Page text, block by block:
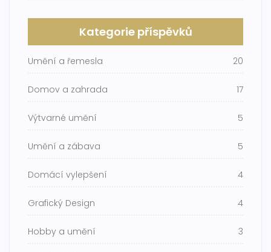
Kategorie příspěvků
Umění a řemesla 20
Domov a zahrada 17
Výtvarné umění 5
Umění a zábava 5
Domácí vylepšení 4
Grafický Design 4
Hobby a umění 3